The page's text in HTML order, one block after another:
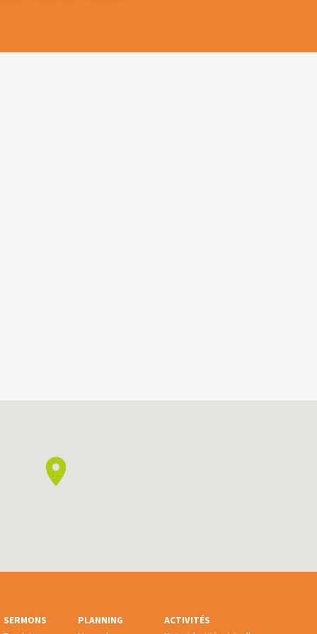
SERMONS
PLANNING
ACTIVITÉS